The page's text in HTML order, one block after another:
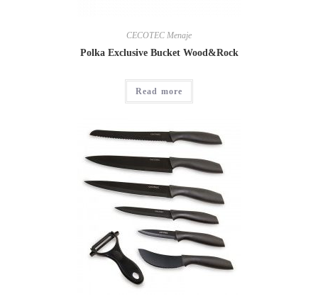
CECOTEC Menaje
Polka Exclusive Bucket Wood&Rock
Read more